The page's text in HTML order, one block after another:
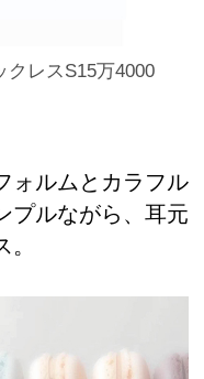
レスS15万4000
ォルムとカラフル
プルながら、耳元